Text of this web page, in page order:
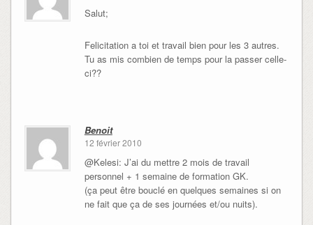
Salut;
Felicitation a toi et travail bien pour les 3 autres.
Tu as mis combien de temps pour la passer celle-
ci??
Benoit
12 février 2010
@Kelesi: J’ai du mettre 2 mois de travail
personnel + 1 semaine de formation GK.
(ça peut être bouclé en quelques semaines si on
ne fait que ça de ses journées et/ou nuits).